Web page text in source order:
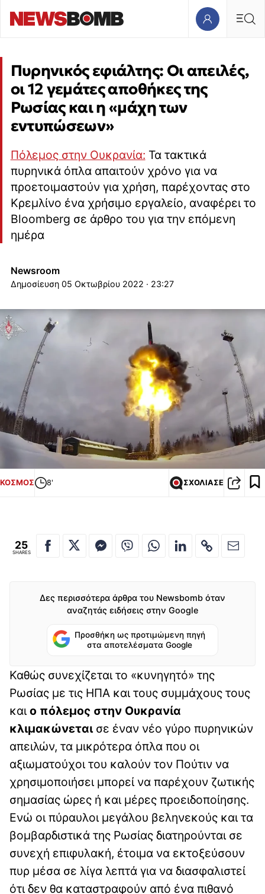
Πυρηνικός εφιάλτης: Οι απειλές,
οι 12 γεμάτες αποθήκες της
Ρωσίας και η «μάχη των
εντυπώσεων»
Πόλεμος στην Ουκρανία: Τα τακτικά
πυρηνικά όπλα απαιτούν χρόνο για να
προετοιμαστούν για χρήση, παρέχοντας στο
Κρεμλίνο ένα χρήσιμο εργαλείο, αναφέρει το
Bloomberg σε άρθρο του για την επόμενη
ημέρα
Newsroom
05 Οκτωβρίου 2022 · 23:27
ΚΟΣΜΟΣ 8' ΣΧΟΛΙΑΣΕ
25
SHARES
Δες περισσότερα άρθρα του Newsbomb όταν
αναζητάς ειδήσεις στην Google
Προσθήκη ως προτιμώμενη πηγή
στα αποτελέσματα Google
Καθώς συνεχίζεται το «κυνηγητό» της
Ρωσίας με τις ΗΠΑ και τους συμμάχους τους
και ο πόλεμος στην Ουκρανία
κλιμακώνεταισε έναν νέο γύρο πυρηνικών
απειλών, τα μικρότερα όπλα που οι
αξιωματούχοι του καλούν τον Πούτιν να
χρησιμοποιήσει μπορεί να παρέχουν ζωτικής
σημασίας ώρες ή και μέρες προειδοποίησης.
Ενώ οι πύραυλοι μεγάλου βεληνεκούς και τα
βομβαρδιστικά της Ρωσίας διατηρούνται σε
συνεχή επιφυλακή, έτοιμα να εκτοξεύσουν
πυρ μέσα σε λίγα λεπτά για να διασφαλιστεί
ότι δεν θα καταστραφούν από ένα πιθανό